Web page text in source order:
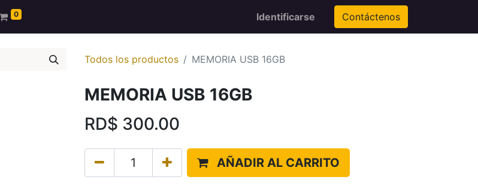
0 Identificarse Contáctenos
Todos los productos MEMORIA USB 16GB
MEMORIA USB 16GB
RD$ 300.00
AÑADIR AL CARRITO